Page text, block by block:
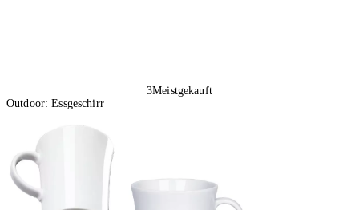
3Meistgekauft
Outdoor: Essgeschirr